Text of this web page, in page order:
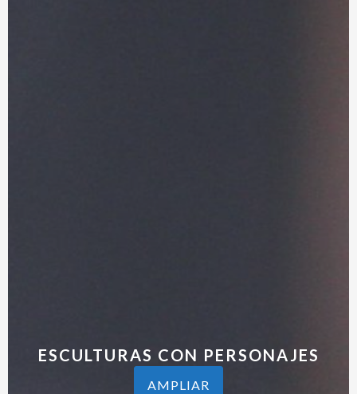
CARTERAS, BOLSOS, BILLETERAS
AMPLIAR